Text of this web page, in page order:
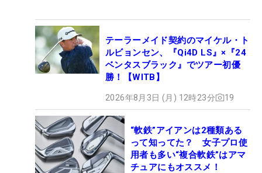
テーラーメイド契約のマイケル・ト
ルビョンセン、『Qi4D LS』×『24
ベンタスブラック』でツアー初優
勝！【WITB】
2026年8月3日 (月) 12時23分 19
“軟鉄”アイアンは2種類ある
って知ってた？ 女子プロ使
用者も多い“複合軟鉄”はアマ
チュアにもオススメ！